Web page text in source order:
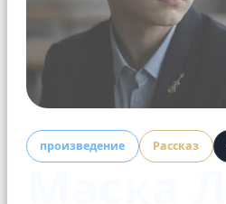
произведение Рассказ